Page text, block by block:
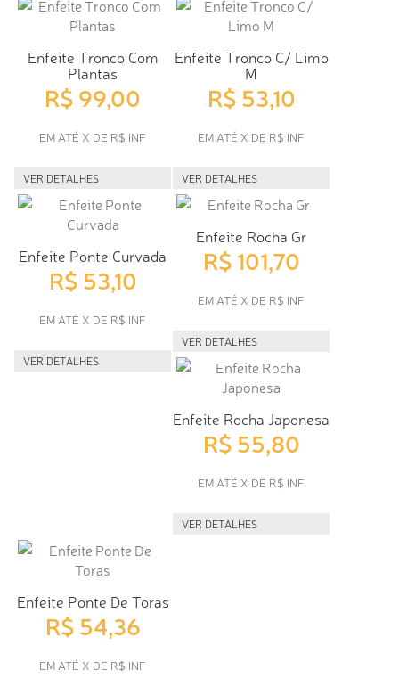
Enfeite Tronco Com
Plantas
R$ 99,00
EM ATÉ X DE R$ INF
VER DETALHES
Enfeite Tronco C/ Limo
M
R$ 53,10
EM ATÉ X DE R$ INF
VER DETALHES
Enfeite Ponte Curvada
R$ 53,10
EM ATÉ X DE R$ INF
VER DETALHES
Enfeite Rocha Gr
R$ 101,70
EM ATÉ X DE R$ INF
VER DETALHES
Enfeite Rocha Japonesa
R$ 55,80
EM ATÉ X DE R$ INF
VER DETALHES
Enfeite Ponte De Toras
R$ 54,36
EM ATÉ X DE R$ INF